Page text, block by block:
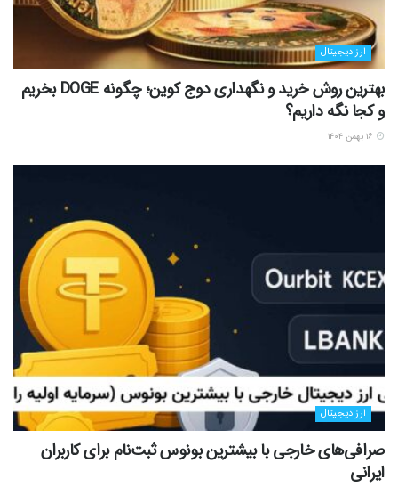
ارز دیجیتال
بهترین روش خرید و نگهداری دوج کوین؛ چگونه DOGE بخریم
و کجا نگه داریم؟
ارز دیجیتال
صرافی‌های خارجی با بیشترین بونوس ثبت‌نام برای کاربران
ایرانی